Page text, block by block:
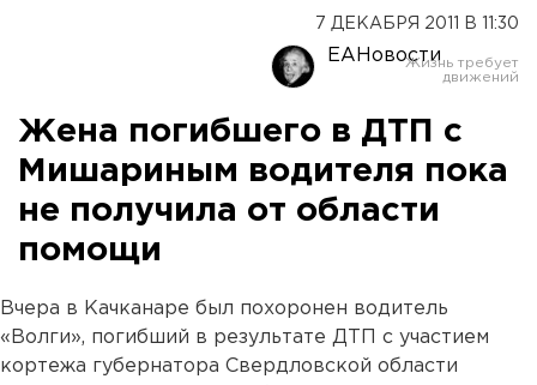
7 ДЕКАБРЯ 2011 В 11:30
ЕАНовости
Жена погибшего в ДТП c
Мишариным водителя пока
не получила от области
помощи
Вчера в Качканаре был похоронен водитель
«Волги», погибший в результате ДТП с участием
кортежа губернатора Свердловской области